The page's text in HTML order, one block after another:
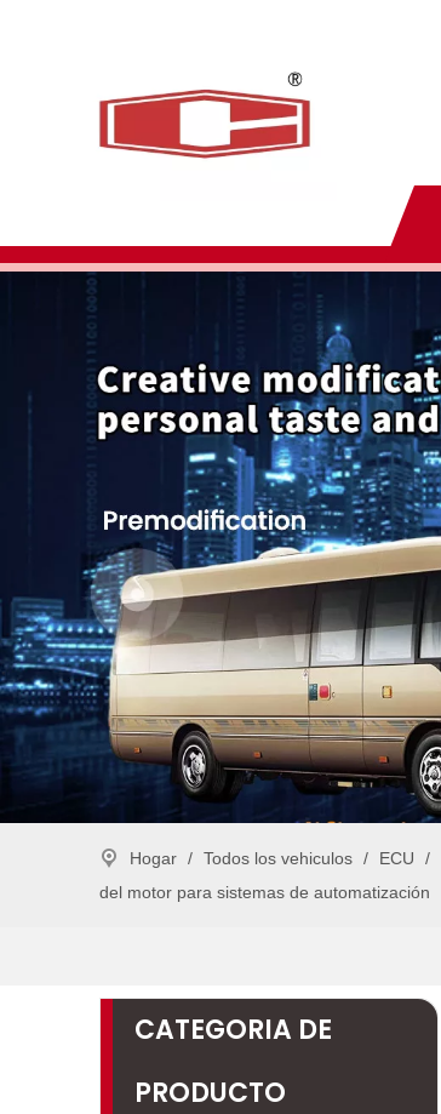
Hogar / Todos los vehiculos / ECU /
del motor para sistemas de automatización
CATEGORIA DE
PRODUCTO